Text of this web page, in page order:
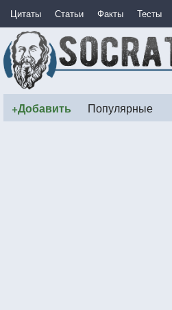
Цитаты Статьи Факты Тесты
+Добавить Популярные